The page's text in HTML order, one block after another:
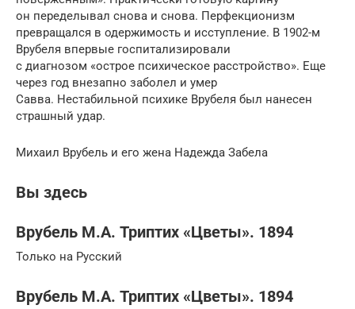
он переделывал снова и снова. Перфекционизм
превращался в одержимость и исступление. В 1902-м
Врубеля впервые госпитализировали
с диагнозом «острое психическое расстройство». Еще
через год внезапно заболел и умер
Савва. Нестабильной психике Врубеля был нанесен
страшный удар.
Михаил Врубель и его жена Надежда Забела
Вы здесь
Врубель М.А. Триптих «Цветы». 1894
Только на Русский
Врубель М.А. Триптих «Цветы». 1894